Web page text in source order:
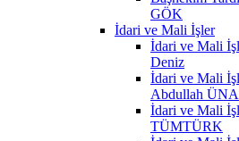
GÖK
İdari ve Mali İşler
İdari ve Mali
Deniz
İdari ve Mali
Abdullah
İdari ve Mali
TÜMTÜRK